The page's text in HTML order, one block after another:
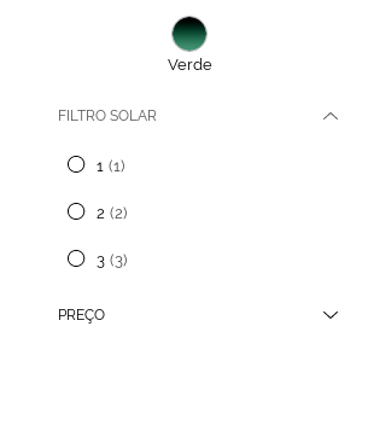
Verde
FILTRO SOLAR
1 1
2 2
3 3
PREÇO